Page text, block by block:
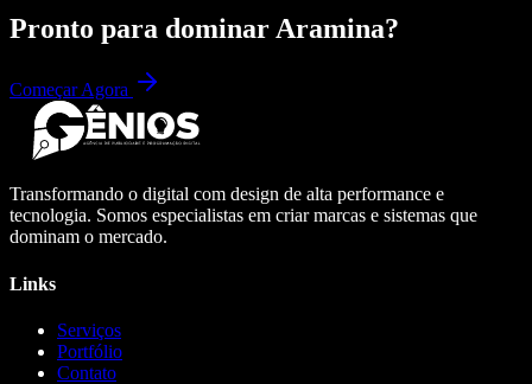
Pronto para dominar Aramina?
Começar Agora
Transformando o digital com design de alta performance e
tecnologia. Somos especialistas em criar marcas e sistemas que
dominam o mercado.
Links
Serviços
Portfólio
Contato